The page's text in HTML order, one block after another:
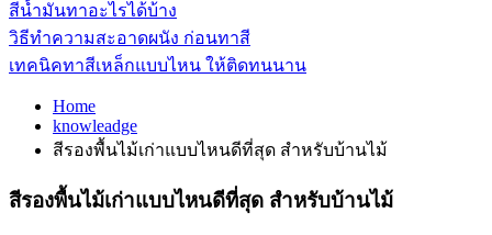
สีน้ำมันทาอะไรได้บ้าง
วิธีทำความสะอาดผนัง ก่อนทาสี
เทคนิคทาสีเหล็กแบบไหน ให้ติดทนนาน
Home
knowleadge
สีรองพื้นไม้เก่าแบบไหนดีที่สุด สำหรับบ้านไม้
สีรองพื้นไม้เก่าแบบไหนดีที่สุด สำหรับบ้านไม้